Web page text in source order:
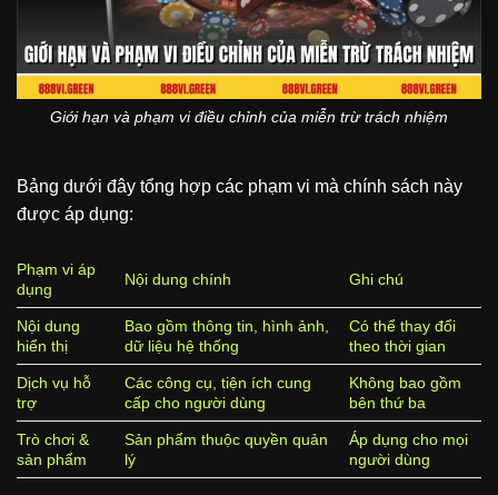
Giới hạn và phạm vi điều chỉnh của miễn trừ trách nhiệm
Bảng dưới đây tổng hợp các phạm vi mà chính sách này
được áp dụng:
Phạm vi áp
dụng
Nội dung chính Ghi chú
Nội dung
hiển thị
Bao gồm thông tin, hình ảnh,
dữ liệu hệ thống
Có thể thay đổi
theo thời gian
Dịch vụ hỗ
trợ
Các công cụ, tiện ích cung
cấp cho người dùng
Không bao gồm
bên thứ ba
Trò chơi &
sản phẩm
Sản phẩm thuộc quyền quản
lý
Áp dụng cho mọi
người dùng